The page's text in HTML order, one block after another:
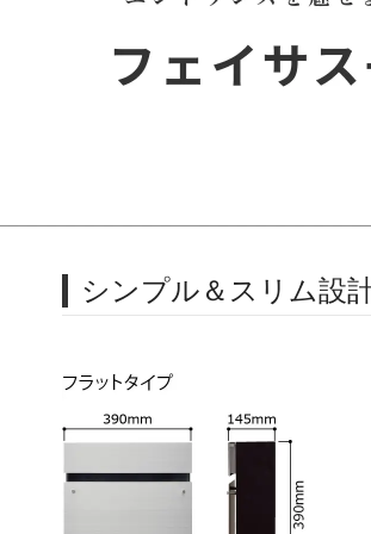
シンプル＆スリム設